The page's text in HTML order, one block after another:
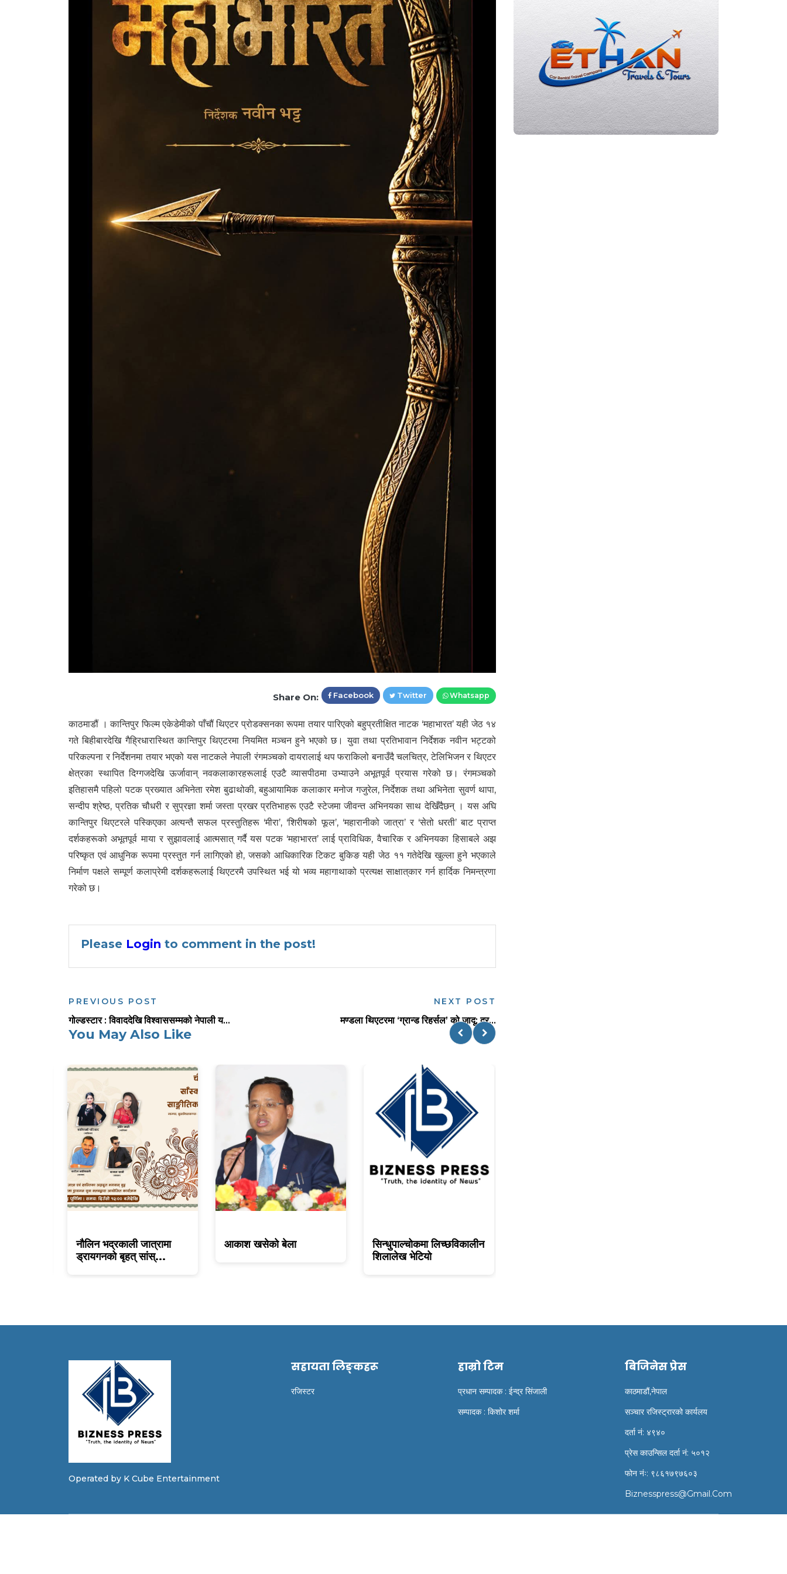
Share On: Facebook Twitter Whatsapp
काठमाडौं । कान्तिपुर फिल्म एकेडेमीको पाँचौं थिएटर प्रोडक्सनका रूपमा तयार पारिएको बहुप्रतीक्षित नाटक ‘महाभारत’ यही जेठ १४
गते बिहीबारदेखि गैह्रिधारास्थित कान्तिपुर थिएटरमा नियमित मञ्चन हुने भएको छ। युवा तथा प्रतिभावान निर्देशक नवीन भट्टको
परिकल्पना र निर्देशनमा तयार भएको यस नाटकले नेपाली रंगमञ्चको दायरालाई थप फराकिलो बनाउँदै चलचित्र, टेलिभिजन र थिएटर
क्षेत्रका स्थापित दिग्गजदेखि ऊर्जावान् नवकलाकारहरूलाई एउटै व्यासपीठमा उभ्याउने अभूतपूर्व प्रयास गरेको छ। रंगमञ्चको
इतिहासमै पहिलो पटक प्रख्यात अभिनेता रमेश बुढाथोकी, बहुआयामिक कलाकार मनोज गजुरेल, निर्देशक तथा अभिनेता सुवर्ण थापा,
सन्दीप श्रेष्ठ, प्रतिक चौधरी र सुप्रज्ञा शर्मा जस्ता प्रखर प्रतिभाहरू एउटै स्टेजमा जीवन्त अभिनयका साथ देखिँदैछन् । यस अघि
कान्तिपुर थिएटरले पस्किएका अत्यन्तै सफल प्रस्तुतिहरू ‘मीरा’, ‘शिरीषको फूल’, ‘महारानीको जात्रा’ र ‘सेतो धरती’ बाट प्राप्त
दर्शकहरूको अभूतपूर्व माया र सुझावलाई आत्मसात् गर्दै यस पटक ‘महाभारत’ लाई प्राविधिक, वैचारिक र अभिनयका हिसाबले अझ
परिष्कृत एवं आधुनिक रूपमा प्रस्तुत गर्न लागिएको हो, जसको आधिकारिक टिकट बुकिङ यही जेठ ११ गतेदेखि खुल्ला हुने भएकाले
निर्माण पक्षले सम्पूर्ण कलाप्रेमी दर्शकहरूलाई थिएटरमै उपस्थित भई यो भव्य महागाथाको प्रत्यक्ष साक्षात्‌कार गर्न हार्दिक निमन्त्रणा
गरेको छ।
Please Login to comment in the post!
PREVIOUS POST
गोल्डस्टार : विवाददेखि विश्वाससम्मको नेपाली य...
NEXT POST
मण्डला थिएटरमा ‘ग्रान्ड रिहर्सल’ को जादू: दर्...
You May Also Like
नौलिन भद्रकाली जात्रामा
ड्रायगनको बृहत् सांस्...
आकाश खसेको बेला
सिन्धुपाल्चोकमा लिच्छविकालीन
शिलालेख भेटियो
Operated by K Cube Entertainment
सहायता लिङ्कहरू
रजिस्टर
हाम्रो टिम
प्रधान सम्पादक : ईन्द्र सिंजाली
सम्पादक : किशोर शर्मा
बिजिनेस प्रेस
काठमाडौं,नेपाल
सञ्चार रजिस्ट्रारको कार्यलय
दर्ता नं: ४९४०
प्रेस काउन्सिल दर्ता नं: ५०१२
फोन नंः: ९८६१७९७६०३
Biznesspress@gmail.com